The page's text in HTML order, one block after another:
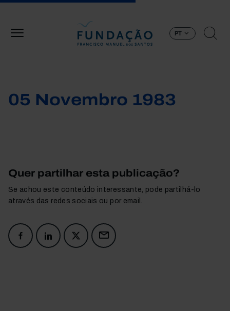
PT
05 Novembro 1983
Quer partilhar esta publicação?
Se achou este conteúdo interessante, pode partilhá-lo
através das redes sociais ou por email.